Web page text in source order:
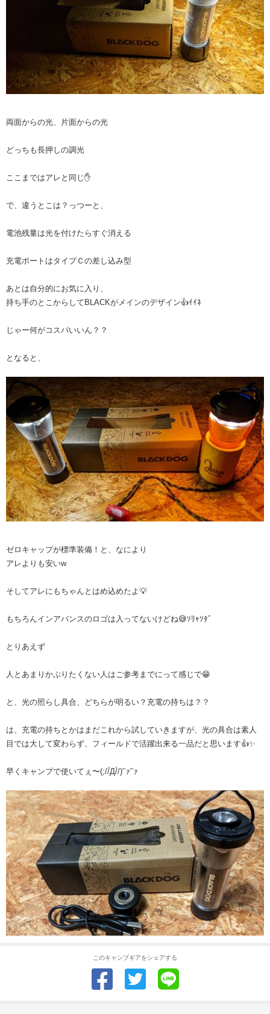
両面からの光、片面からの光
どっちも長押しの調光
ここまではアレと同じ✋
で、違うとこは？っつーと、
電池残量は光を付けたらすぐ消える
充電ポートはタイプＣの差し込み型
あとは自分的にお気に入り、
持ち手のとこからしてBLACKがメインのデザイン👍ｲｲﾈ
じゃー何がコスパいいん？？
となると、
ゼロキャップが標準装備！と、なにより
アレよりも安いw
そしてアレにもちゃんとはめ込めたよ‪💡‬
もちろんインアバンスのロゴは入ってないけどね😅ｿﾘｬｿﾀﾞ
とりあえず
人とあまりかぶりたくない人はご参考までにって感じで😁
と、光の照らし具合、どちらが明るい？充電の持ちは？？
は、充電の持ちとかはまだこれから試していきますが、光の具合は素人
目では大して変わらず、フィールドで活躍出来る一品だと思います👍✨
早くキャンプで使いてぇ〜(;//́Д/̀/)'`ｧ'`ｧ
このキャンプギアをシェアする